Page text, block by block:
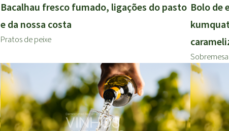
Bacalhau fresco fumado, ligações do pasto
e da nossa costa
Pratos de peixe
Bolo de
Sobremesa